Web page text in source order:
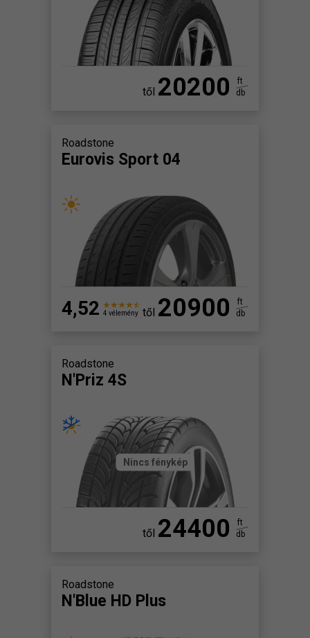
től 20200
ft
db
Roadstone
Eurovis Sport 04
4,52 4 vélemény től 20900
ft
db
Roadstone
N'Priz 4S
Nincs fénykép
től 24400
ft
db
Roadstone
N'Blue HD Plus